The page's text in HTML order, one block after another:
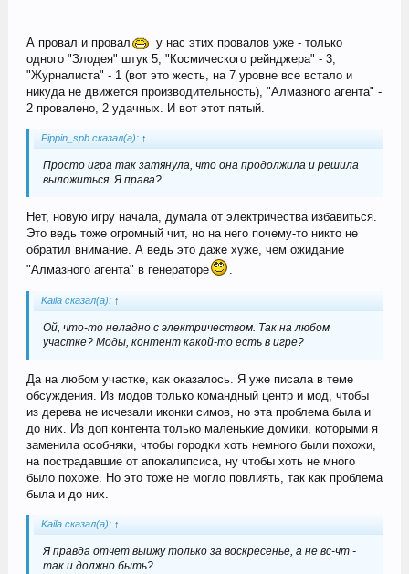
А провал и провал
у нас этих провалов уже - только
одного "Злодея" штук 5, "Космического рейнджера" - 3,
"Журналиста" - 1 (вот это жесть, на 7 уровне все встало и
никуда не движется производительность), "Алмазного агента" -
2 провалено, 2 удачных. И вот этот пятый.
Pippin_spb сказал(а): ↑
Просто игра так затянула, что она продолжила и решила
выложиться. Я права?
Нет, новую игру начала, думала от электричества избавиться.
Это ведь тоже огромный чит, но на него почему-то никто не
обратил внимание. А ведь это даже хуже, чем ожидание
"Алмазного агента" в генераторе
.
Kaila сказал(а): ↑
Ой, что-то неладно с электричеством. Так на любом
участке? Моды, контент какой-то есть в игре?
Да на любом участке, как оказалось. Я уже писала в теме
обсуждения. Из модов только командный центр и мод, чтобы
из дерева не исчезали иконки симов, но эта проблема была и
до них. Из доп контента только маленькие домики, которыми я
заменила особняки, чтобы городки хоть немного были похожи,
на пострадавшие от апокалипсиса, ну чтобы хоть не много
было похоже. Но это тоже не могло повлиять, так как проблема
была и до них.
Kaila сказал(а): ↑
Я правда отчет выижу только за воскресенье, а не вс-чт -
так и должно быть?